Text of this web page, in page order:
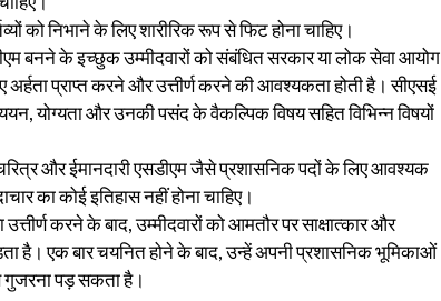
को निभाने के लिए शारीरिक रूप से फिट होना चाहिए।
बनने के इच्छुक उम्मीदवारों को संबंधित सरकार या लोक सेवा आयोग
अर्हता प्राप्त करने और उत्तीर्ण करने की आवश्यकता होती है। सीएसई
योग्यता और उनकी पसंद के वैकल्पिक विषय सहित विभिन्न विषयों
और ईमानदारी एसडीएम जैसे प्रशासनिक पदों के लिए आवश्यक
का कोई इतिहास नहीं होना चाहिए।
उत्तीर्ण करने के बाद, उम्मीदवारों को आमतौर पर साक्षात्कार और
है। एक बार चयनित होने के बाद, उन्हें अपनी प्रशासनिक भूमिकाओं
गुजरना पड़ सकता है।